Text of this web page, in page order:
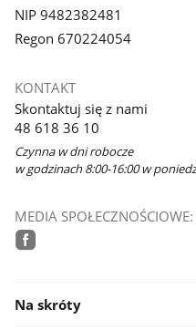
NIP 9482382481
Regon 670224054
KONTAKT
Skontaktuj się z nami
48 618 36 10
Czynna w dni robocze
w godzinach 8:00-16:00 w
MEDIA SPOŁECZNOŚCIOWE:
Na skróty